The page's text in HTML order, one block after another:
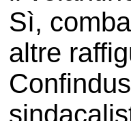
Sì,
altre